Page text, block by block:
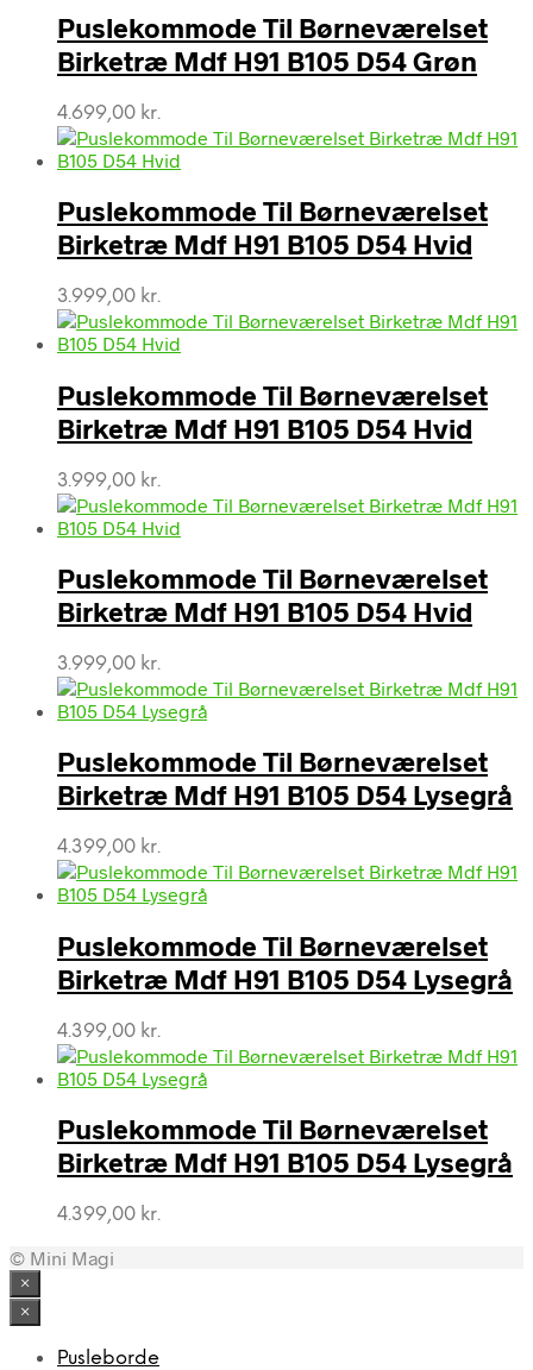
Puslekommode Til Børneværelset
Birketræ Mdf H91 B105 D54 Grøn
4.699,00 kr.
Puslekommode Til Børneværelset
Birketræ Mdf H91 B105 D54 Hvid
3.999,00 kr.
Puslekommode Til Børneværelset
Birketræ Mdf H91 B105 D54 Hvid
3.999,00 kr.
Puslekommode Til Børneværelset
Birketræ Mdf H91 B105 D54 Hvid
3.999,00 kr.
Puslekommode Til Børneværelset
Birketræ Mdf H91 B105 D54 Lysegrå
4.399,00 kr.
Puslekommode Til Børneværelset
Birketræ Mdf H91 B105 D54 Lysegrå
4.399,00 kr.
Puslekommode Til Børneværelset
Birketræ Mdf H91 B105 D54 Lysegrå
4.399,00 kr.
© Mini Magi
×
×
Pusleborde